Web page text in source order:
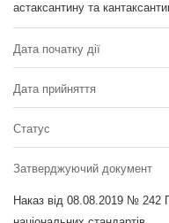
астаксантину та
Дата початку дії
Дата прийняття
Статус
Затверджуючий документ
Наказ від 08.08.2019 № 242